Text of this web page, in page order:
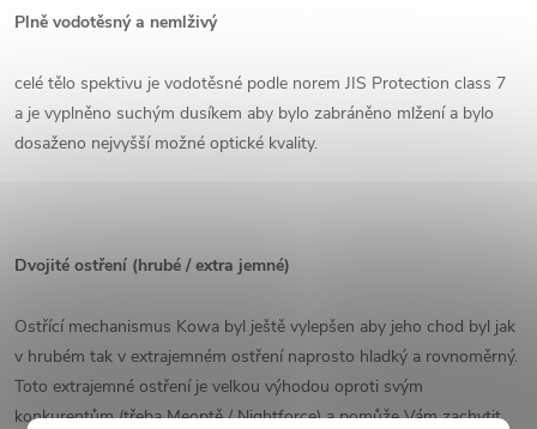
Plně vodotěsný a nemlživý
celé tělo spektivu je vodotěsné podle norem JIS Protection class 7
a je vyplněno suchým dusíkem aby bylo zabráněno mlžení a bylo
dosaženo nejvyšší možné optické kvality.
Dvojité ostření (hrubé / extra jemné)
Ostřící mechanismus Kowa byl ještě vylepšen aby jeho chod byl jak
v hrubém tak v extrajemném ostření naprosto hladký a rovnoměrný.
Toto extrajemné ostření je velkou výhodou oproti svým
konkurentům (třeba Meoptě / Nightforce) a pomůže Vám zachytit